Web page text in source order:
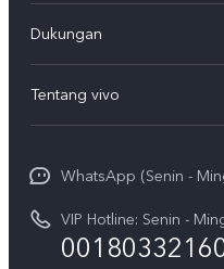
T5
T5 Pro
V70 FE
Dukungan
Service Center
Funtouch OS
Pembaruan Sistem
Harga Spare Part
Tentang vivo
Sejarah
Berita
WhatsApp (Senin -
VIP Hotline: Senin -